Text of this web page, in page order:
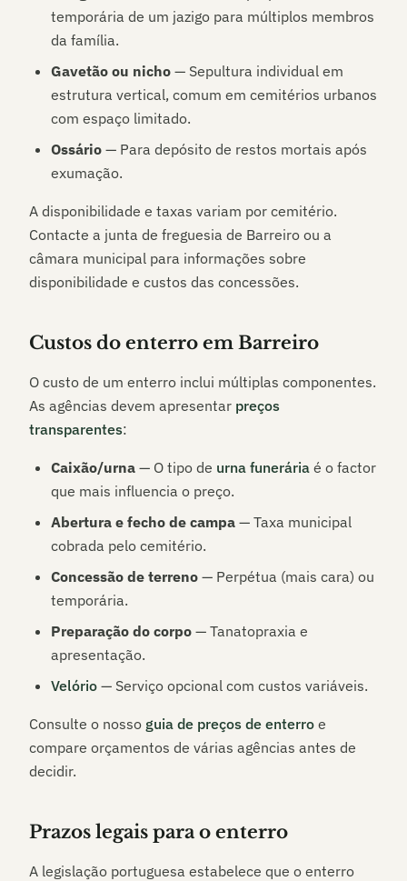
temporária de um jazigo para múltiplos membros
da família.
Gavetão ou nicho — Sepultura individual em
estrutura vertical, comum em cemitérios urbanos
com espaço limitado.
Ossário — Para depósito de restos mortais após
exumação.
A disponibilidade e taxas variam por cemitério.
Contacte a junta de freguesia de Barreiro ou a
câmara municipal para informações sobre
disponibilidade e custos das concessões.
Custos do enterro em Barreiro
O custo de um enterro inclui múltiplas componentes.
As agências devem apresentar preços
transparentes:
Caixão/urna — O tipo de urna funerária é o factor
que mais influencia o preço.
Abertura e fecho de campa — Taxa municipal
cobrada pelo cemitério.
Concessão de terreno — Perpétua (mais cara) ou
temporária.
Preparação do corpo — Tanatopraxia e
apresentação.
Velório — Serviço opcional com custos variáveis.
Consulte o nosso guia de preços de enterro e
compare orçamentos de várias agências antes de
decidir.
Prazos legais para o enterro
A legislação portuguesa estabelece que o enterro